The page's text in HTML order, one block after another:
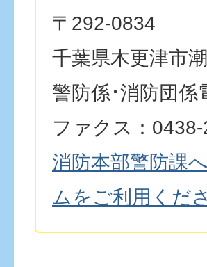
〒292-0834
千葉県木更津市
警防係･消防団
ファクス：
消防本部警防課
ムをご利用くだ